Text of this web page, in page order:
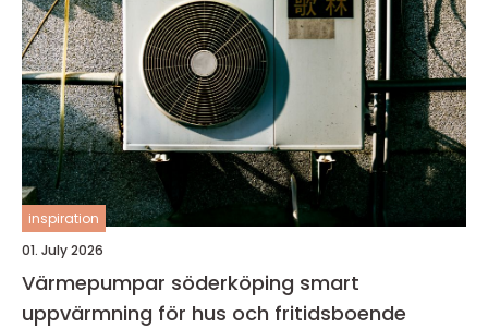
inspiration
01. July 2026
Värmepumpar söderköping smart
uppvärmning för hus och fritidsboende